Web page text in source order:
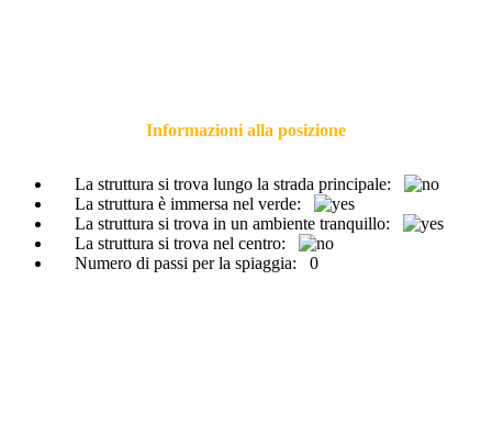
Informazioni alla posizione
La struttura si trova lungo la strada principale:
La struttura è immersa nel verde:
La struttura si trova in un ambiente tranquillo:
La struttura si trova nel centro:
Numero di passi per la spiaggia: 0